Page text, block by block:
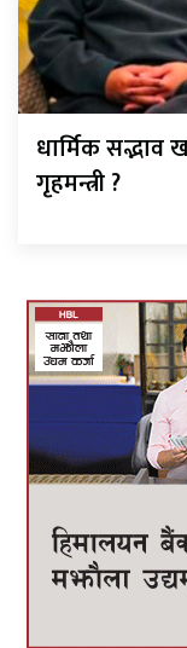
धार्मिक सद्भाव
गृहमन्त्री ?